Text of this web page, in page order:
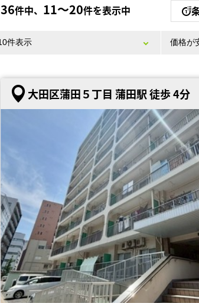
36件中、 11〜20件を表示中
大田区蒲田５丁目 蒲田駅 徒歩 4分